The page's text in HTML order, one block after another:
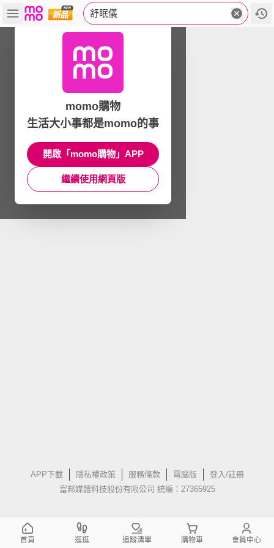
舒眠儀
APP下載 隱私權政策 服務條款 電腦版
登入/註冊
富邦媒體科技股份有限公司 統編：27365925
momo購物
生活大小事都是momo的事
開啟「momo購物」APP
繼續使用網頁版
首頁 逛逛 追蹤清單 購物車 會員中心